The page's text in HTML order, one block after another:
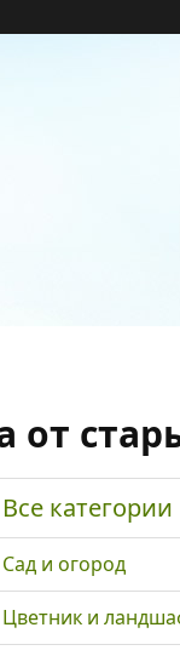
Все категории
Сад и огород
Цветник и